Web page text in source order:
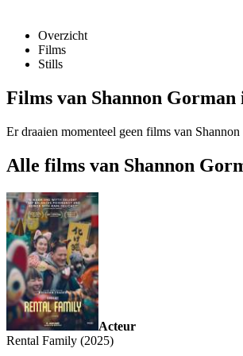
Overzicht
Films
Stills
Films van Shannon Gorman
Er draaien momenteel geen films van
Alle films van Shannon
Acteur
Rental Family (2025)